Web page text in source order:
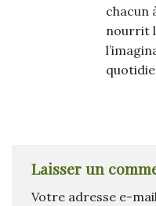
chacun
nourrit
Laisser un
Votre adresse e-